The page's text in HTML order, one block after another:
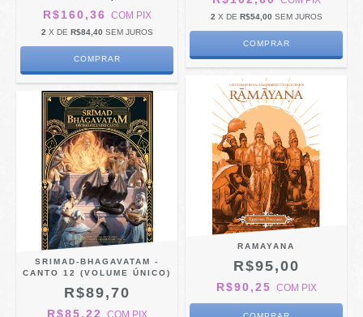
R$160,36 COM PIX
2 X DE R$84,40 SEM JUROS
2 X DE R$54,00 SEM JUROS
SRIMAD-BHAGAVATAM -
CANTO 12 (VOLUME ÚNICO)
R$89,70
R$85,22 COM PIX
RAMAYANA
R$95,00
R$90,25 COM PIX